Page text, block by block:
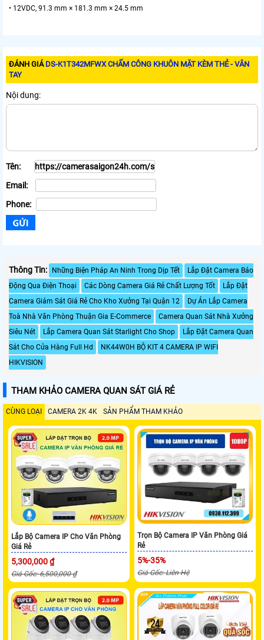
• 12VDC, 91.3 mm × 181.3 mm × 24.5 mm
ĐÁNH GIÁ DS-K1T342MFWX CHẤM CÔNG KHUÔN MẶT KÈM THẺ - VÂN
TAY
Nội dung:
Tên:
Email:
Phone:
Thông Tin: Những Biện Pháp An Ninh Trong Dịp Tết
Lắp Đặt Camera Báo
Động Qua Điện Thoại
Các Dòng Camera Giá Rẻ Chất Lượng Tốt
Lắp Đặt
Camera Giám Sát Giá Rẻ Cho Kho Xưởng Tại Quận 12
Dự Án Lắp Camera
Toà Nhà Văn Phòng Thuận Gia E-Commerce
Camera Quan Sát Nhà Xưởng
Siêu Nét
Lắp Camera Quan Sát Starlight Cho Shop
Lắp Đặt Camera Quan
Sát Cho Cửa Hàng Full Hd
NK44W0H BỘ KIT 4 CAMERA IP WIFI
HIKVISION
THAM KHẢO CAMERA QUAN SÁT GIÁ RẺ
CÙNG LOẠI CAMERA 2K 4K SẢN PHẨM THAM KHẢO
Lắp Bộ Camera IP Cho Văn Phòng
Giá Rẻ
5,300,000 ₫
Giá Gốc: 6,500,000 ₫
Trọn Bộ Camera IP Văn Phòng Giá
Rẻ
5%-35%
Giá Gốc: Liên Hệ